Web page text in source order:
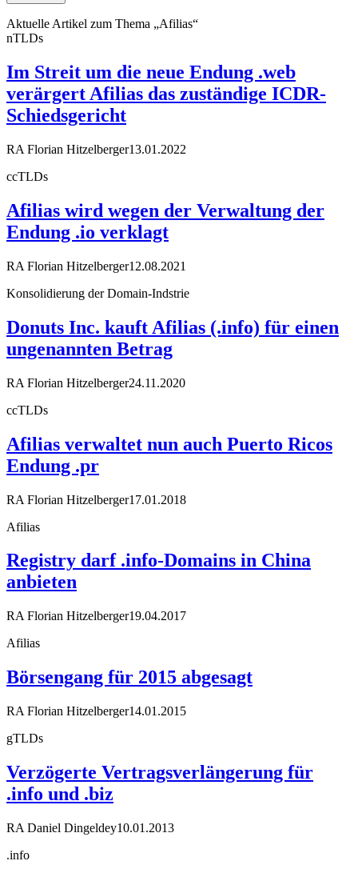
Aktuelle Artikel zum Thema „Afilias“
nTLDs
Im Streit um die neue Endung .web
verärgert Afilias das zuständige ICDR-
Schiedsgericht
RA Florian Hitzelberger13.01.2022
ccTLDs
Afilias wird wegen der Verwaltung der
Endung .io verklagt
RA Florian Hitzelberger12.08.2021
Konsolidierung der Domain-Indstrie
Donuts Inc. kauft Afilias (.info) für einen
ungenannten Betrag
RA Florian Hitzelberger24.11.2020
ccTLDs
Afilias verwaltet nun auch Puerto Ricos
Endung .pr
RA Florian Hitzelberger17.01.2018
Afilias
Registry darf .info-Domains in China
anbieten
RA Florian Hitzelberger19.04.2017
Afilias
Börsengang für 2015 abgesagt
RA Florian Hitzelberger14.01.2015
gTLDs
Verzögerte Vertragsverlängerung für
.info und .biz
RA Daniel Dingeldey10.01.2013
.info